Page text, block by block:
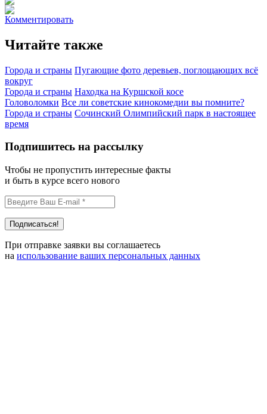
Комментировать
Читайте также
Города и страны Пугающие фото деревьев, поглощающих всё
вокруг
Города и страны Находка на Куршской косе
Головоломки Все ли советские кинокомедии вы помните?
Города и страны Сочинский Олимпийский парк в настоящее
время
Подпишитесь на рассылку
Чтобы не пропустить интересные факты
и быть в курсе всего нового
При отправке заявки вы соглашаетесь
на использование ваших персональных данных